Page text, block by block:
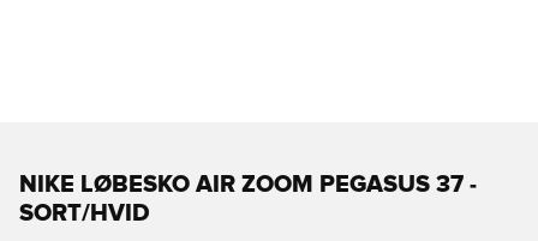
NIKE LØBESKO AIR ZOOM PEGASUS 37 -
SORT/HVID